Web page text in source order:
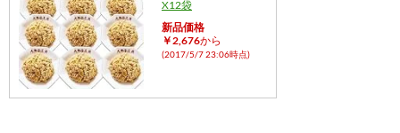
X12袋
新品価格
￥2,676から
(2017/5/7 23:06時点)